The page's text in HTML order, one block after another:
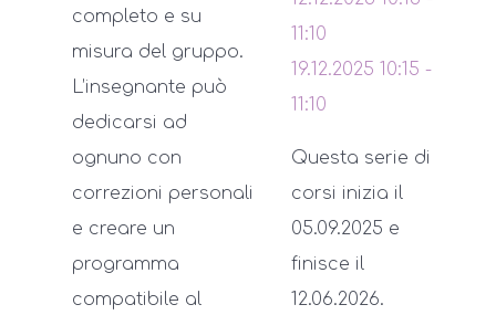
completo e su
misura del gruppo.
L’insegnante può
dedicarsi ad
ognuno con
correzioni personali
e creare un
programma
compatibile al
11:10
19.12.2025 10:15 -
11:10
Questa serie di
corsi inizia il
05.09.2025 e
finisce il
12.06.2026.